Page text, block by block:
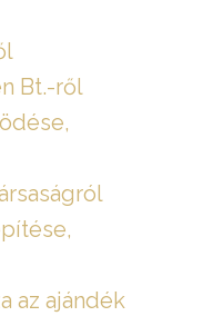
Bt.-ről
az ajándék